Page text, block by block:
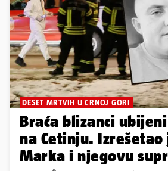
DESET MRTVIH U CRNOJ GORI
Braća blizanci
na Cetinju.
Marka i njegovu